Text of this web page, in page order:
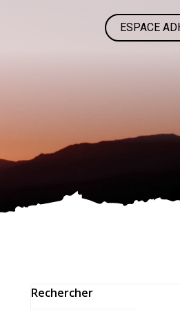
ESPACE
Rechercher